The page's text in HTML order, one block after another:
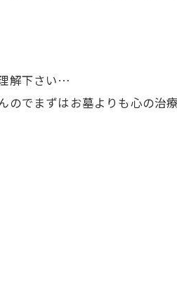
解下さい…
のでまずはお墓よりも心の治